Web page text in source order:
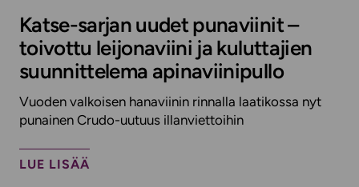
Katse-sarjan uudet punaviinit –
toivottu leijonaviini ja kuluttajien
suunnittelema apinaviinipullo
Vuoden valkoisen hanaviinin rinnalla laatikossa nyt
punainen Crudo-uutuus illanviettoihin
LUE LISÄÄ